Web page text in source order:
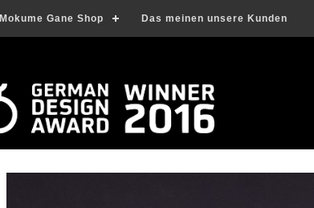
Mokume Gane Shop Das meinen unsere Kunden